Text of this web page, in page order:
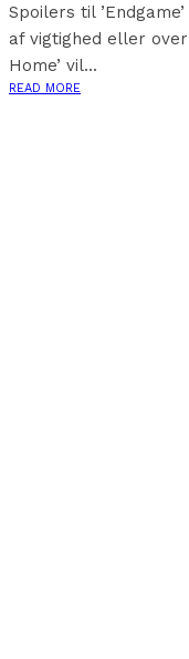
Spoilers til
af vigtighed eller
Home’ vil...
READ MORE